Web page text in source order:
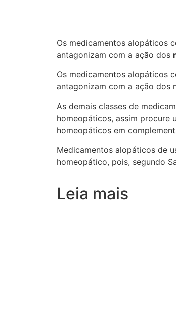
Os medicamentos alopáticos
antagonizam com a ação dos
Os medicamentos alopáticos
antagonizam com a ação dos
As demais classes de
homeopáticos, assim procure
homeopáticos em
Medicamentos alopáticos de
homeopático, pois, segundo
Leia mais